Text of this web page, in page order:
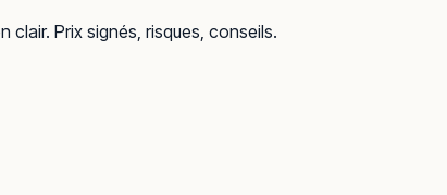
clair. Prix signés, risques, conseils.